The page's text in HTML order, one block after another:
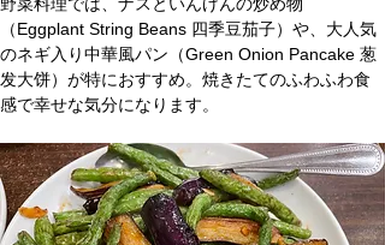
（Eggplant String Beans 四季豆茄子）や、大人気
のネギ入り中華風パン（Green Onion Pancake 葱
发大饼）が特におすすめ。焼きたてのふわふわ食
感で幸せな気分になります。